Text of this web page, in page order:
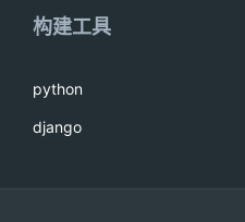
构建工具
python
django